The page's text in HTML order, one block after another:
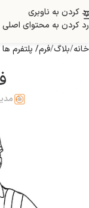
رد کردن به ناوبری
رد کردن به محتوای اصلی
بلاگ
خانه بلاگ فرم/ پلتفرم ها